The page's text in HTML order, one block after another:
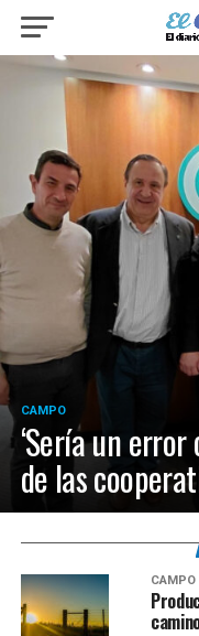
CAMPO
‘Sería un
de las
CAMPO